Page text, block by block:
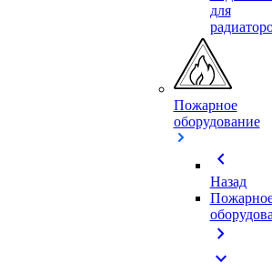
для
Пожарное
оборудование
chevron_left
Назад
chevron_right
expand_more